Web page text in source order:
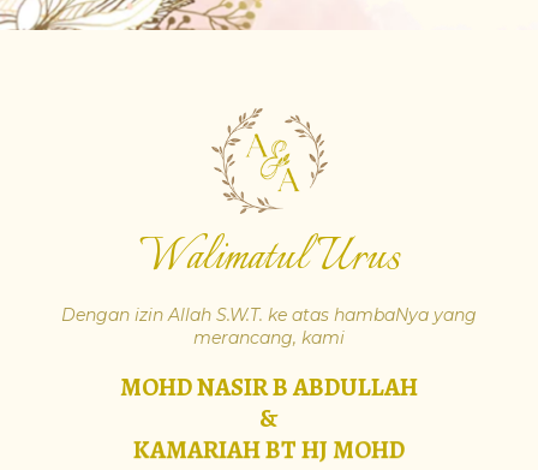
Walimatul Urus
Dengan izin Allah S.W.T. ke atas hambaNya yang
merancang, kami
MOHD NASIR B ABDULLAH
&
KAMARIAH BT HJ MOHD